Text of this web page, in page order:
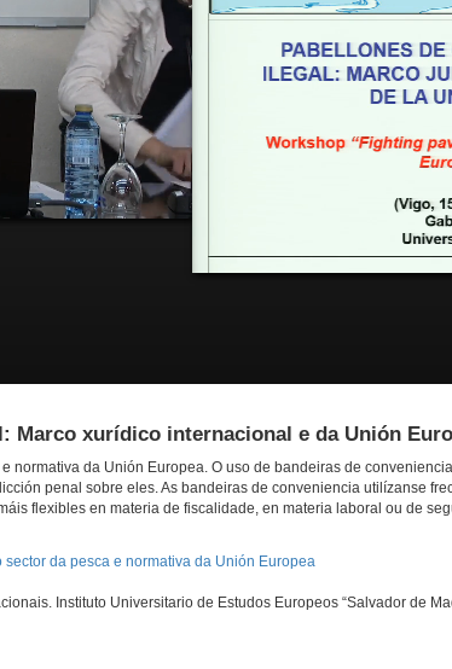
Marco xurídico internacional e da Unión
normativa da Unión Europea. O uso de bandeiras de
penal sobre eles. As bandeiras de conveniencia utilízanse
flexibles en materia de fiscalidade, en materia laboral ou de
da pesca e normativa da Unión Europea
Instituto Universitario de Estudos Europeos “Salvador de